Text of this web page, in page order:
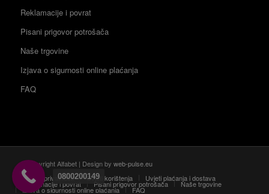
Reklamacije i povrat
Pisani prigovor potrošača
Naše trgovine
Izjava o sigurnosti online plaćanja
FAQ
© Copyright Alfabet | Design by web-pulse.eu
Politika privatnosti
Uvjeti korištenja Uvjeti plaćanja i dostava
Reklamacije i povrat Pisani prigovor potrošača Naše trgovine
Izjava o sigurnosti online plaćanja FAQ
0800200149